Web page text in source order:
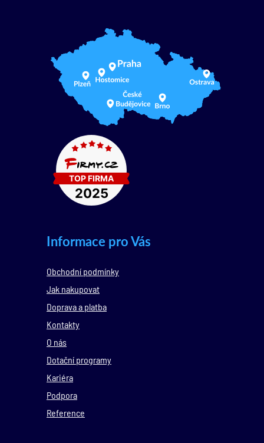
Informace pro Vás
Obchodní podmínky
Jak nakupovat
Doprava a platba
Kontakty
O nás
Dotační programy
Kariéra
Podpora
Reference